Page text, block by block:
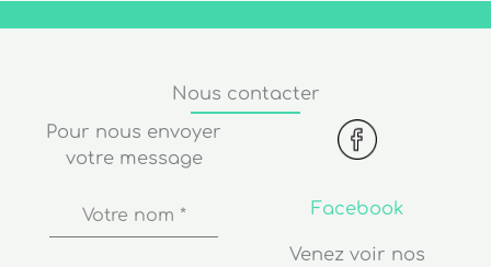
Nous contacter
Pour nous envoyer
votre message
Votre nom * Facebook
Venez voir nos